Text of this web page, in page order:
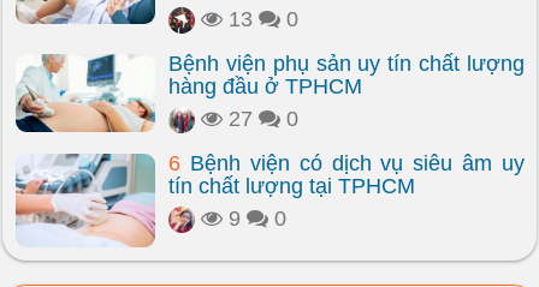
13
0
Bệnh viện phụ sản uy tín chất lượng
hàng đầu ở TPHCM
27
0
6 Bệnh viện có dịch vụ siêu âm uy
tín chất lượng tại TPHCM
9
0